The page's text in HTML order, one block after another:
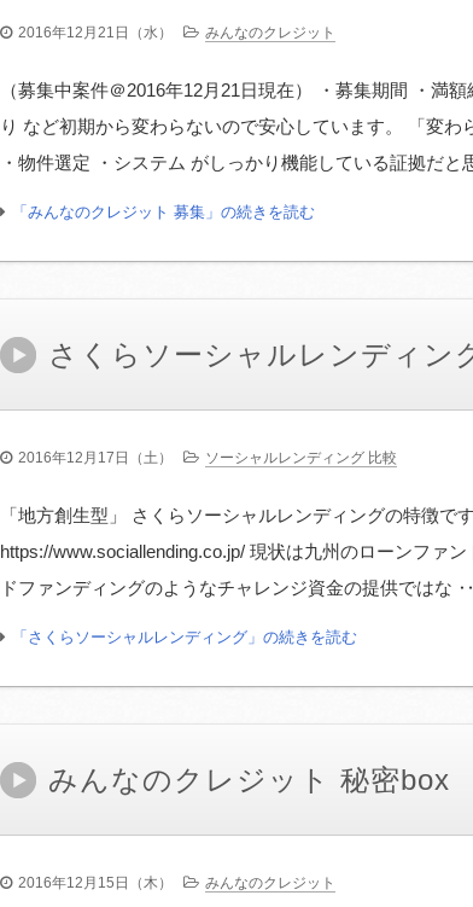
2016年12月21日（水） みんなのクレジット
（募集中案件＠2016年12月21日現在） ・募集期間 ・満
り など初期から変わらないので安心しています。 「変わ
・物件選定 ・システム がしっかり機能している証拠だ
「みんなのクレジット 募集」の続きを読む
さくらソーシャルレンディン
2016年12月17日（土） ソーシャルレンディング 比較
「地方創生型」 さくらソーシャルレンディングの特徴です
https://www.sociallending.co.jp/ 現状は九州のローンファ
ドファンディングのようなチャレンジ資金の提供ではな
「さくらソーシャルレンディング」の続きを読む
みんなのクレジット 秘密box
2016年12月15日（木） みんなのクレジット